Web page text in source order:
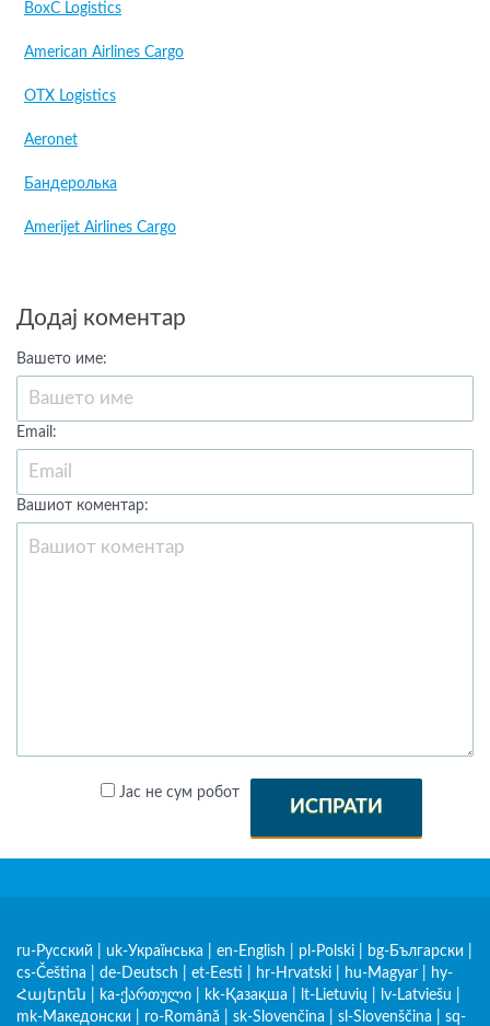
BoxC Logistics
American Airlines Cargo
OTX Logistics
Aeronet
Бандеролька
Amerijet Airlines Cargo
Додај коментар
Вашето име:
Email:
Вашиот коментар:
Јас не сум робот
ИСПРАТИ
ru-Русский uk-Українська en-English pl-Polski bg-Български
cs-Čeština
de-Deutsch et-Eesti hr-Hrvatski hu-Magyar
hy-
Հայերեն
ka-ქართული kk-Қазақша lt-Lietuvių lv-Latviešu
mk-Македонски
ro-Română sk-Slovenčina sl-Slovenščina
sq-